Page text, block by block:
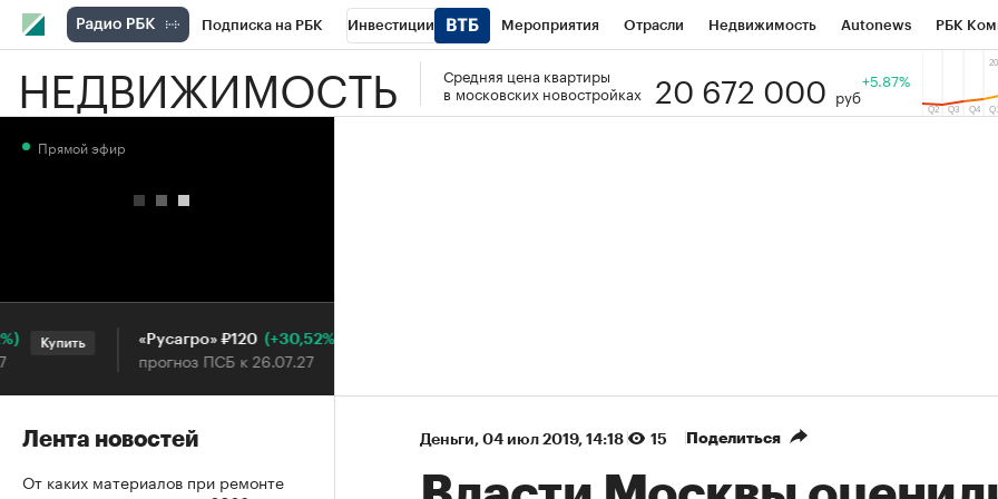
Подписка на РБК Инвестиции Мероприятия Отрасли Недвижимость Autonews РБК
РБК Вино Спорт Школа управления РБК РБК Образование Тренды
НЕДВИЖИМОСТЬ
Средняя цена квартиры
в московских новостройках
20 672 000 руб
+5.87%
Деньги⁠, 04 июл 2019, 14:18 15 Поделиться
Прямой эфир
Купить «Русагро» ₽120 (+30,52%)
прогноз ПСБ к 26.07.27
Купить
Лента новостей
От каких материалов при ремонте